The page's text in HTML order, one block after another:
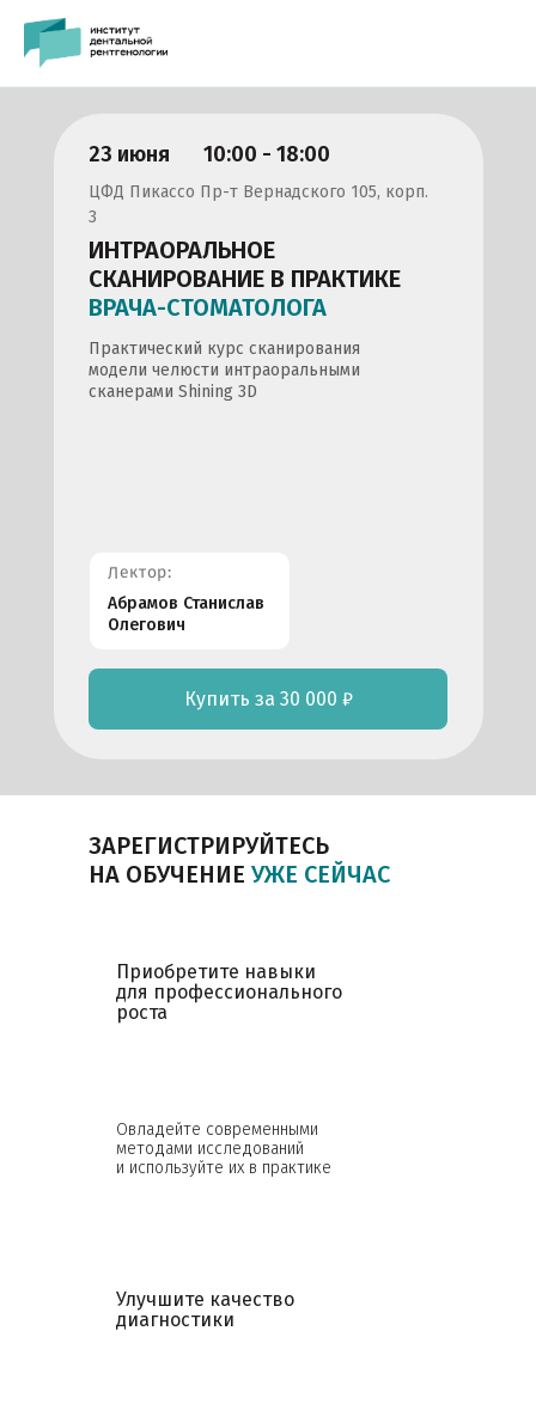
Практический курс сканирования
модели челюсти интраоральными
сканерами Shining 3D
ИНТРАОРАЛЬНОЕ
СКАНИРОВАНИЕ В ПРАКТИКЕ
ВРАЧА-СТОМАТОЛОГА
Купить за 30 000 ₽
ЦФД Пикассо Пр-т Вернадского 105, корп.
3
Абрамов Станислав
Олегович
Лектор:
10:00 - 18:00
23 июня
ЗАРЕГИСТРИРУЙТЕСЬ
НА ОБУЧЕНИЕ УЖЕ СЕЙЧАС
Овладейте современными
методами исследований
и используйте их в практике
Приобретите навыки
для профессионального
роста
Улучшите качество
диагностики